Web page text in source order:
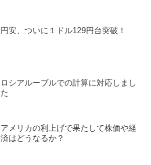
円安、ついに１ドル129円台突破！
ロシアルーブルでの計算に対応しまし
た
アメリカの利上げで果たして株価や経
済はどうなるか？